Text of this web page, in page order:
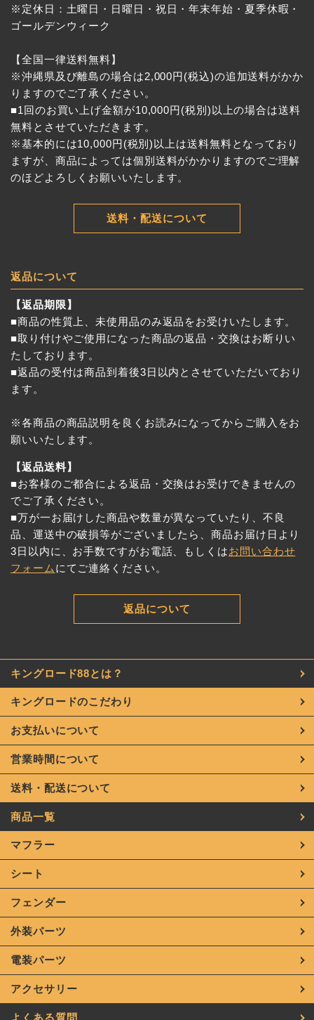
※定休日：土曜日・日曜日・祝日・年末年始・夏季休暇・
ゴールデンウィーク
【全国一律送料無料】
※沖縄県及び離島の場合は2,000円(税込)の追加送料がかか
りますのでご了承ください。
■1回のお買い上げ金額が10,000円(税別)以上の場合は送料
無料とさせていただきます。
※基本的には10,000円(税別)以上は送料無料となっており
ますが、商品によっては個別送料がかかりますのでご理解
のほどよろしくお願いいたします。
送料・配送について
返品について
【返品期限】
■商品の性質上、未使用品のみ返品をお受けいたします。
■取り付けやご使用になった商品の返品・交換はお断りい
たしております。
■返品の受付は商品到着後3日以内とさせていただいており
ます。
※各商品の商品説明を良くお読みになってからご購入をお
願いいたします。
【返品送料】
■お客様のご都合による返品・交換はお受けできませんの
でご了承ください。
■万が一お届けした商品や数量が異なっていたり、不良
品、運送中の破損等がございましたら、商品お届け日より
3日以内に、お手数ですがお電話、もしくはお問い合わせ
フォーム にてご連絡ください。
返品について
キングロード88とは？
キングロードのこだわり
お支払いについて
営業時間について
送料・配送について
商品一覧
マフラー
シート
フェンダー
外装パーツ
電装パーツ
アクセサリー